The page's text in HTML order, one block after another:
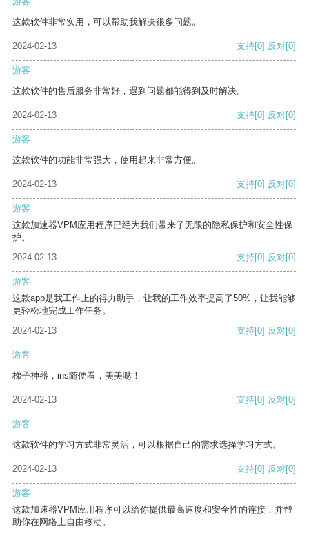
这款软件非常实用，可以帮助我解决很多问题。
2024-02-13 支持[0] 反对[0]
游客
这款软件的售后服务非常好，遇到问题都能得到及时解决。
2024-02-13 支持[0] 反对[0]
游客
这款软件的功能非常强大，使用起来非常方便。
2024-02-13 支持[0] 反对[0]
游客
这款加速器VPM应用程序已经为我们带来了无限的隐私保护和安全性保
护。
2024-02-13
支持[0] 反对[0]
游客
这款app是我工作上的得力助手，让我的工作效率提高了50%，让我能够
更轻松地完成工作任务。
2024-02-13
支持[0] 反对[0]
游客
梯子神器，ins随便看，美美哒！
2024-02-13 支持[0] 反对[0]
游客
这款软件的学习方式非常灵活，可以根据自己的需求选择学习方式。
2024-02-13 支持[0] 反对[0]
游客
这款加速器VPM应用程序可以给你提供最高速度和安全性的连接，并帮
助你在网络上自由移动。